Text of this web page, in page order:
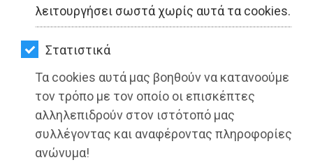
λειτουργήσει σωστά χωρίς αυτά τα cookies.
Στατιστικά
Τα cookies αυτά μας βοηθούν να κατανοούμε
τον τρόπο με τον οποίο οι επισκέπτες
αλληλεπιδρούν στον ιστότοπό μας
συλλέγοντας και αναφέροντας πληροφορίες
ανώνυμα!
ΥΓΕΙΑ
LIFESTYLE
ΤΑΞΙΔΙΑ
ΕΞΟΔΟΣ
ΠΕΡΙΒΑΛΛΟΝ